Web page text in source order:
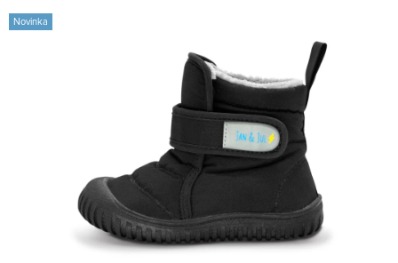
Novinka